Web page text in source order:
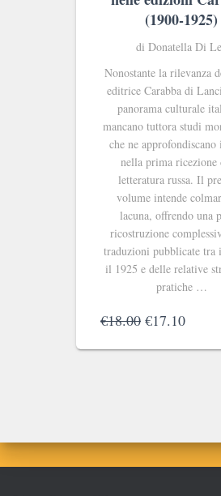
(1900-1925)
di Donatella Di
Nonostante la rilevanza
editrice Carabba di
panorama culturale
mancano tuttora studi
che ne
nella prima ricezione
letteratura russa. Il
volume intende
lacuna, offrendo una
ricostruzione
traduzioni pubblicate tra
il 1925 e delle relative
pratiche …
€18.00 Il
originale
€17.10Il